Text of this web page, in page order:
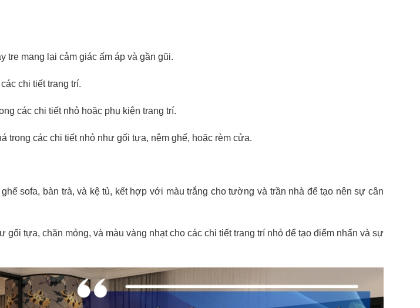
tre mang lại cảm giác ấm áp và gần gũi.
chi tiết trang trí.
các chi tiết nhỏ hoặc phụ kiện trang trí.
các chi tiết nhỏ như gối tựa, nệm ghế, hoặc rèm cửa.
sofa, bàn trà, và kệ tủ, kết hợp với màu trắng cho tường và trần nhà để tạo nên sự cân
gối tựa, chăn mỏng, và màu vàng nhạt cho các chi tiết trang trí nhỏ để tạo điểm nhấn và sự